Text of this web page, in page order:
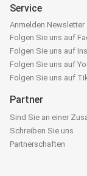
Service
Anmelden Newsletter
Folgen Sie uns auf
Folgen Sie uns auf
Folgen Sie uns auf
Folgen Sie uns auf
Partner
Sind Sie an einer
Schreiben Sie uns
Partnerschaften